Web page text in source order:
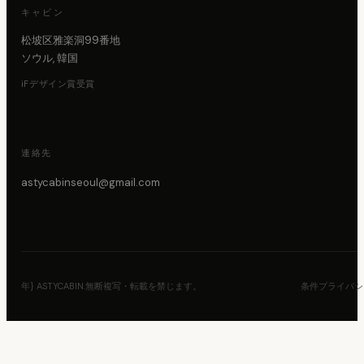
キャビン
松坡区雅楽洞99番地
ソウル, 韓国
iFデザイン賞受賞
連絡先
astycabinseoul@gmail.com
年} ASTYCABIN.無断複写・転載を禁じます。 条件 プライバ